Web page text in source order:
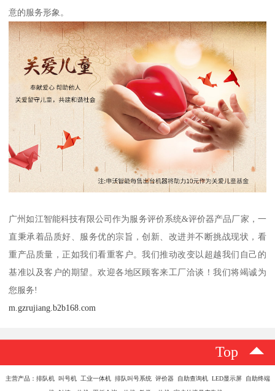
意的服务形象。
广州如江智能科技有限公司作为服务评价系统&评价器产品厂家，一
直秉承着品质好、服务优的宗旨，创新、改进并不断挑战现状，看
重产品质量，正如我们看重客户。我们推动改变以超越我们自己的
基准以及客户的期望。欢迎各地区顾客来工厂洽谈！我们将竭诚为
您服务!
m.gzrujiang.b2b168.com
Top
主营产品：排队机 叫号机 工业一体机 排队叫号系统 评价器 自助查询机 LED显示屏 自助终端